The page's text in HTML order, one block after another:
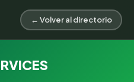
← Volver al directorio